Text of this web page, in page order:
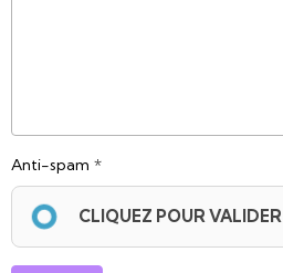
Anti-spam
CLIQUEZ POUR VALIDER